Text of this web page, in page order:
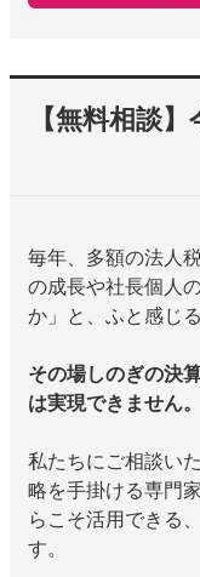
【無料相談
毎年、多額の法人
の成長や社長個人
か」と、ふと感じ
その場しのぎの決
は実現できません。
私たちにご相談い
略を手掛ける専門
らこそ活用できる
す。